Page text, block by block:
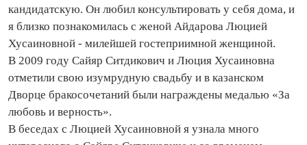
кандидатскую. Он любил консультировать у себя дома, и
я близко познакомилась с женой Айдарова Люцией
Хусаиновной - милейшей гостеприимной женщиной.
В 2009 году Сайяр Ситдикович и Люция Хусаиновна
отметили свою изумрудную свадьбу и в казанском
Дворце бракосочетаний были награждены медалью «За
любовь и верность».
В беседах с Люцией Хусаиновной я узнала много